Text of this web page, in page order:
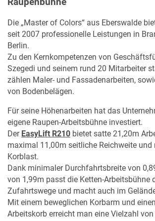
Die „Master of Colors“ aus Eberswalde
seit 2007 professionelle Leistungen in
Berlin.
Zu den Kernkompetenzen von
Szegedi und seinem rund 20 Mitarbeiter
zählen Maler- und Fassadenarbeiten,
von Bodenbelägen.
Für seine Höhenarbeiten hat das
eigene Raupen-Arbeitsbühne investiert.
Der EasyLift R210 bietet satte 21,20m
maximal 11,00m seitliche Reichweite und
Korblast.
Dank minimaler Durchfahrtsbreite von
von 1,99m passt die Ketten-Arbeitsbühne
Zufahrtswege und macht auch im
Mit einem beweglichen Korbarm und
Arbeitskorb erreicht man eine Vielzahl